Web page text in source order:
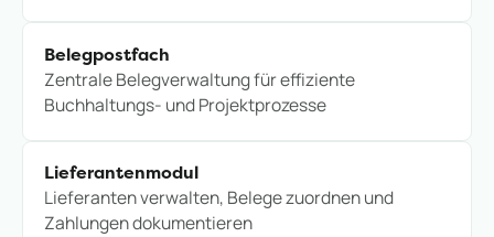
Belegpostfach
Zentrale Belegverwaltung für effiziente
Buchhaltungs- und Projektprozesse
Lieferantenmodul
Lieferanten verwalten, Belege zuordnen und
Zahlungen dokumentieren